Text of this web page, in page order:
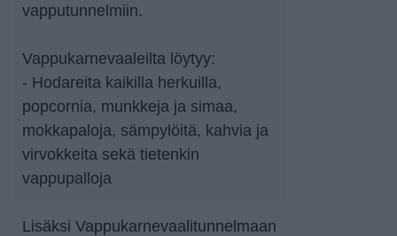
vapputunnelmiin.
Vappukarnevaaleilta löytyy:
- Hodareita kaikilla herkuilla,
popcornia, munkkeja ja simaa,
mokkapaloja, sämpylöitä, kahvia ja
virvokkeita sekä tietenkin
vappupalloja
Lisäksi Vappukarnevaalitunnelmaan